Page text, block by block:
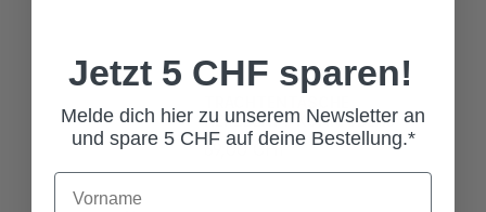
TRACHTENTASCHE
HERZBLATT KÖNIGSBLAU
69,00 CHF*
Jetzt 5 CHF sparen!
Melde dich hier zu unserem Newsletter an
und spare 5 CHF auf deine Bestellung.*